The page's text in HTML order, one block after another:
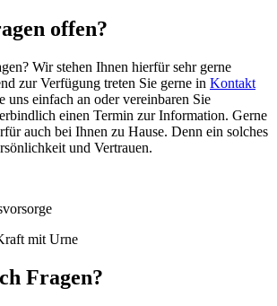
offen?
Wir stehen Ihnen hierfür sehr gerne
zur Verfügung treten Sie gerne in Kontakt
uns einfach an oder vereinbaren Sie
einen Termin zur Information. Gerne
auch bei Ihnen zu Hause. Denn ein solches
und Vertrauen.
Fragen?